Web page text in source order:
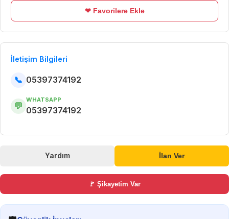
❤ Favorilere Ekle
İletişim Bilgileri
📞 05397374192
💬
WHATSAPP
05397374192
Yardım İlan Ver
🚩 Şikayetim Var